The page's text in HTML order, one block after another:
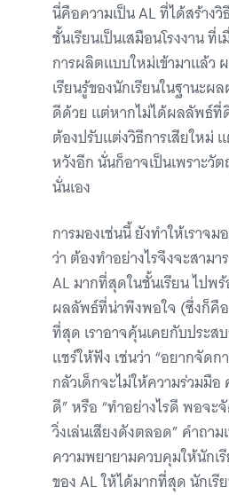
นี่คือความเป็น AL ที่ได้สร้างวิ
ชั้นเรียนเป็นเสมือนโรงงาน ที่
การผลิตแบบใหม่เข้ามาแล้ว
เรียนรู้ของนักเรียนในฐานะ
ดีด้วย แต่หากไม่ได้ผลลัพธ์ที่ดี
ต้องปรับแต่งวิธีการเสียใหม่
หวังอีก นั่นก็อาจเป็นเพราะวั
นั่นเอง
การมองเช่นนี้ ยังทำให้เราจ
ว่า ต้องทำอย่างไรจึงจะสามา
AL มากที่สุดในชั้นเรียน ไปพ
ผลลัพธ์ที่น่าพึงพอใจ (ซึ่งก็คื
ที่สุด เราอาจคุ้นเคยกับประ
แชร์ให้ฟัง เช่นว่า “อยากจัดก
กลัวเด็กจะไม่ให้ความร่วมมือ
ดี” หรือ “ทำอย่างไรดี พอจะ
วิ่งเล่นเสียงดังตลอด” คำถา
ความพยายามควบคุมให้นักเ
ของ AL ให้ได้มากที่สุด นักเรี